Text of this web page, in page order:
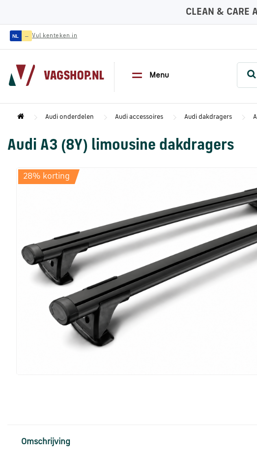
CLEAN & CARE
NL — Vul kenteken in
Menu
Audi onderdelen Audi accessoires Audi dakdragers
Audi A3 (8Y) limousine dakdragers
28% korting
Omschrijving